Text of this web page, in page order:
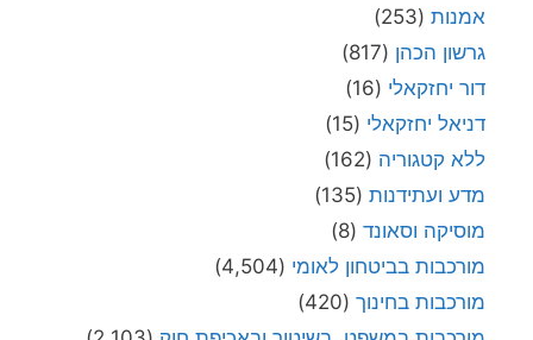
אמנות (253)
גרשון הכהן (817)
דור יחזקאלי (16)
דניאל יחזקאלי (15)
ללא קטגוריה (162)
מדע ועתידנות (135)
מוסיקה וסאונד (8)
מורכבות בביטחון לאומי (4,504)
מורכבות בחינוך (420)